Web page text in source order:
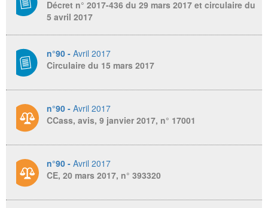
Décret n° 2017-436 du 29 mars 2017 et circulaire du
5 avril 2017
n°90 - Avril 2017
Circulaire du 15 mars 2017
n°90 - Avril 2017
CCass, avis, 9 janvier 2017, n° 17001
n°90 - Avril 2017
CE, 20 mars 2017, n° 393320